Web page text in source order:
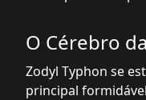
O Cérebro
Zodyl Typhon se
principal